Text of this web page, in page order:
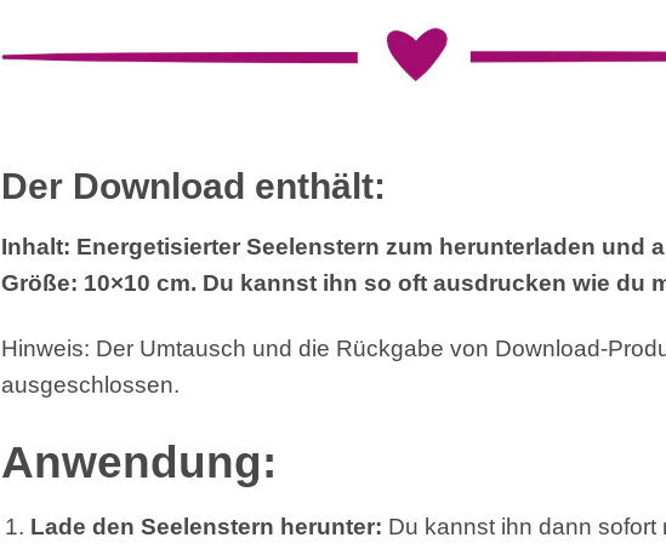
Der Download enthält:
Inhalt: Energetisierter Seelenstern zum herunterladen und
Größe: 10×10 cm. Du kannst ihn so oft ausdrucken wie du
Hinweis: Der Umtausch und die Rückgabe von Download-
ausgeschlossen.
Anwendung:
Lade den Seelenstern herunter: Du kannst ihn dann sofort